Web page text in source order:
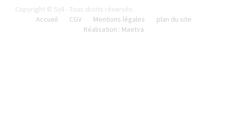
Copyright © Syll - Tous droits réservés
Accueil
CGV Mentions légales
plan du site
Réalisation : Maetva